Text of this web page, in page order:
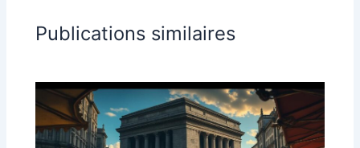
Publications similaires